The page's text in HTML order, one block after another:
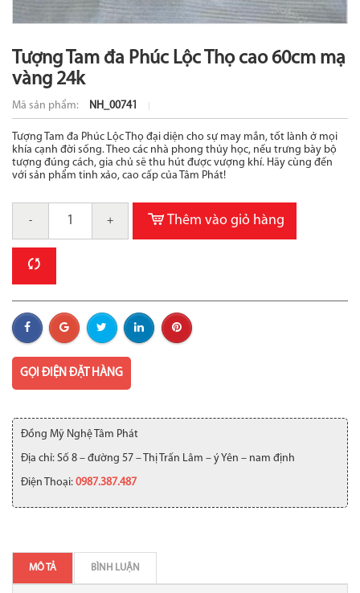
Tượng Tam đa Phúc Lộc Thọ cao 60cm mạ
vàng 24k
Mã sản phẩm: NH_00741
Tượng Tam đa Phúc Lộc Thọ đại diện cho sự may mắn, tốt lành ở mọi
khía cạnh đời sống. Theo các nhà phong thủy học, nếu trưng bày bộ
tượng đúng cách, gia chủ sẽ thu hút được vượng khí. Hãy cùng đến
với sản phẩm tinh xảo, cao cấp của Tâm Phát!
- + Thêm vào giỏ hàng
GỌI ĐIỆN ĐẶT HÀNG
Đồng Mỹ Nghệ Tâm Phát
Địa chỉ: Số 8 – đường 57 – Thị Trấn Lâm – ý Yên – nam định
Điện Thoại: 0987.387.487
MÔ TẢ BÌNH LUẬN